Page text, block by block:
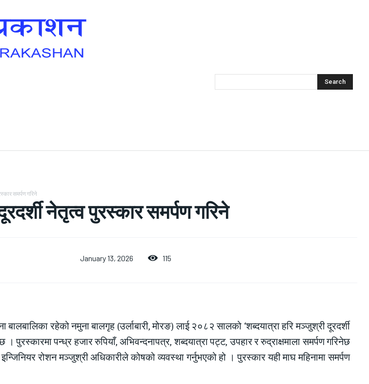
Search
समर्पण गरिने
नेतृत्व पुरस्कार समर्पण गरिने
January 13, 2026 115
रहेको नमुना बालगृह (उर्लाबारी, मोरङ) लाई २०८२ सालको ‘शब्दयात्रा हरि मञ्जुश्री दूरदर्शी
। पुरस्कारमा पन्ध्र हजार रुपियाँ, अभिवन्दनापत्र, शब्दयात्रा पट्ट, उपहार र रुद्राक्षमाला समर्पण गरिनेछ
रोशन मञ्जुश्री अधिकारीले कोषको व्यवस्था गर्नुभएको हो । पुरस्कार यही माघ महिनामा समर्पण